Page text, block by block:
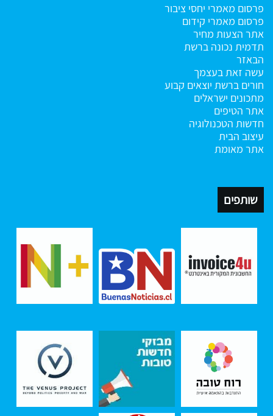
פרסום מאמרי יחסי ציבור
פרסום מאמרי קידום
אתר הצעות מחיר
תדמית נכונה ברשת
הבאזר
עשה זאת בעצמך
חורים ברשת יוצאים קבוע
מתכונים ישראלים
אתר הטיפים
חדשות הטכנולוגיה
עיצוב הבית
אתר מאומת
שותפים